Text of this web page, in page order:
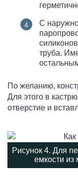
С
труба.
По желанию,
Для этого в
отверстие и
Рисунок 4. Для
емкости